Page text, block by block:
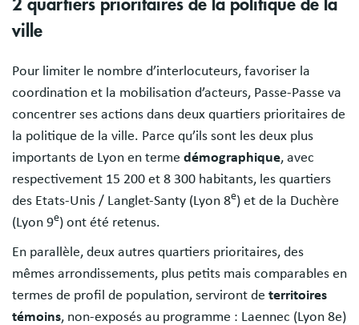
2 quartiers prioritaires de la politique de la
ville
Pour limiter le nombre d’interlocuteurs, favoriser la
coordination et la mobilisation d’acteurs, Passe-Passe va
concentrer ses actions dans deux quartiers prioritaires de
la politique de la ville. Parce qu’ils sont les deux plus
importants de Lyon en terme démographique, avec
respectivement 15 200 et 8 300 habitants, les quartiers
des Etats-Unis / Langlet-Santy (Lyon 8e) et de la Duchère
(Lyon 9e) ont été retenus.
En parallèle, deux autres quartiers prioritaires, des
mêmes arrondissements, plus petits mais comparables en
termes de profil de population, serviront de territoires
témoins, non-exposés au programme : Laennec (Lyon 8e)